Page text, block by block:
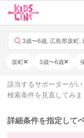
3歳〜6歳, 広島県坂町,
坂町 3歳〜6歳
該当するサポーターがい
検索条件を見直してみま
詳細条件を指定して